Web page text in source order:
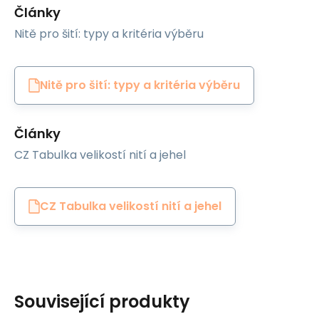
Články
Nitě pro šití: typy a kritéria výběru
Nitě pro šití: typy a kritéria výběru
Články
CZ Tabulka velikostí nití a jehel
CZ Tabulka velikostí nití a jehel
Související produkty